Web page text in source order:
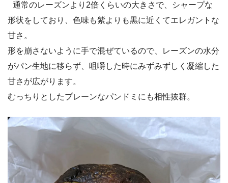
通常のレーズンより2倍くらいの大きさで、シャープな
形状をしており、色味も紫よりも黒に近くてエレガントな
甘さ。
形を崩さないように手で混ぜているので、レーズンの水分
がパン生地に移らず、咀嚼した時にみずみずしく凝縮した
甘さが広がります。
むっちりとしたプレーンなパンドミにも相性抜群。